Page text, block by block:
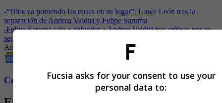
-“Dios va poniendo las cosas en su lugar”: Lowe León tras la
separación de Andrea Valdiri y Felipe Saruma
-Felipe Saruma sale a defender a Andrea Valdiri tras críticas por su
separación
Andrea Valdiri
farándula colombiana
Conozca más de Fucsia aquí
Fucsia asks for your consent to use your
personal data to: